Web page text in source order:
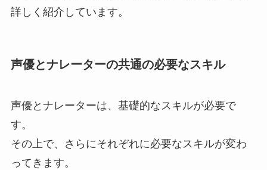
詳しく紹介しています。
声優とナレーターの共通の必要なスキル
声優とナレーターは、基礎的なスキルが必要で
す。
その上で、さらにそれぞれに必要なスキルが変わ
ってきます。